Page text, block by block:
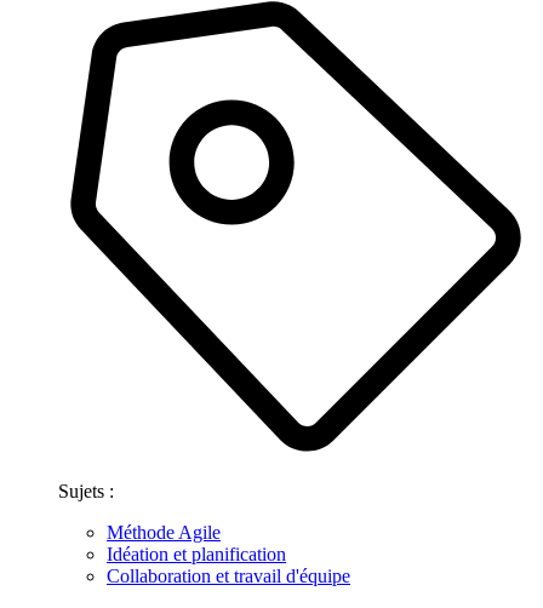
Sujets :
Méthode Agile
Idéation et planification
Collaboration et travail d'équipe